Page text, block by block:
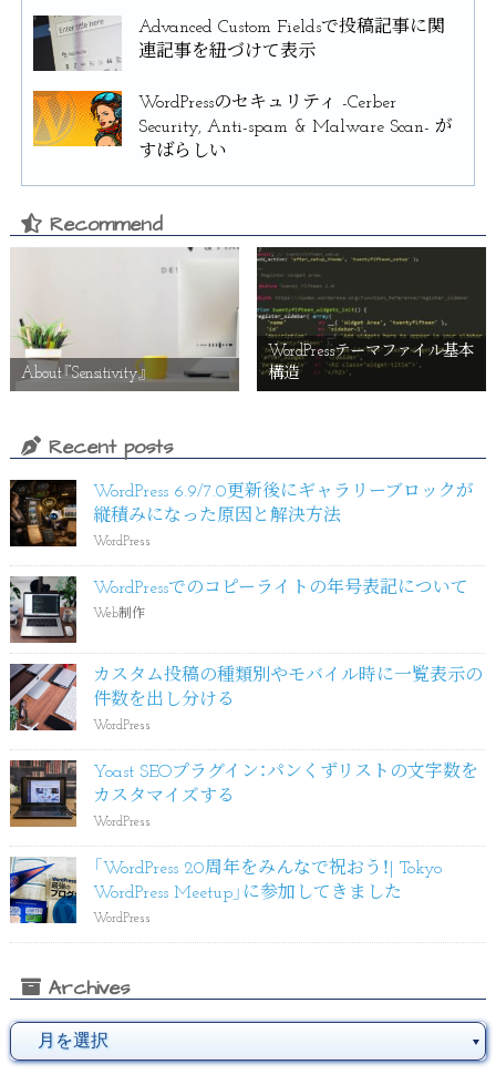
Advanced Custom Fieldsで投稿記事に関
連記事を紐づけて表示
WordPressのセキュリティ -Cerber
Security, Anti-spam & Malware Scan- が
すばらしい
Recommend
About『Sensitivity』
WordPressテーマファイル基本
構造
Recent posts
WordPress 6.9/7.0更新後にギャラリーブロックが
縦積みになった原因と解決方法
WordPress
WordPressでのコピーライトの年号表記について
Web制作
カスタム投稿の種類別やモバイル時に一覧表示の
件数を出し分ける
WordPress
Yoast SEOプラグイン：パンくずリストの文字数を
カスタマイズする
WordPress
「WordPress 20周年をみんなで祝おう！| Tokyo
WordPress Meetup」に参加してきました
WordPress
Archives